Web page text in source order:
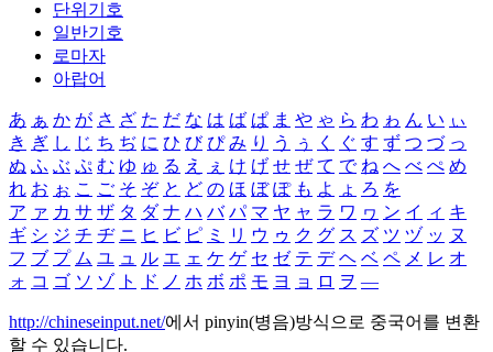
단위기호
일반기호
로마자
아랍어
あ ぁ か が さ ざ た だ な は ば ぱ ま や ゃ ら わ ゎ ん い ぃ
き ぎ し じ ち ぢ に ひ び ぴ み り う ぅ く ぐ す ず つ づ っ
ぬ ふ ぶ ぷ む ゆ ゅ る え ぇ け げ せ ぜ て で ね へ べ ぺ め
れ お ぉ こ ご そ ぞ と ど の ほ ぼ ぽ も よ ょ ろ を
ア ァ カ サ ザ タ ダ ナ ハ バ パ マ ヤ ャ ラ ワ ヮ ン イ ィ キ
ギ シ ジ チ ヂ ニ ヒ ビ ピ ミ リ ウ ゥ ク グ ス ズ ツ ヅ ッ ヌ
フ ブ プ ム ユ ュ ル エ ェ ケ ゲ セ ゼ テ デ ヘ ベ ペ メ レ オ
ォ コ ゴ ソ ゾ ト ド ノ ホ ボ ポ モ ヨ ョ ロ ヲ ―
http://chineseinput.net/에서 pinyin(병음)방식으로 중국어를 변환
할 수 있습니다.